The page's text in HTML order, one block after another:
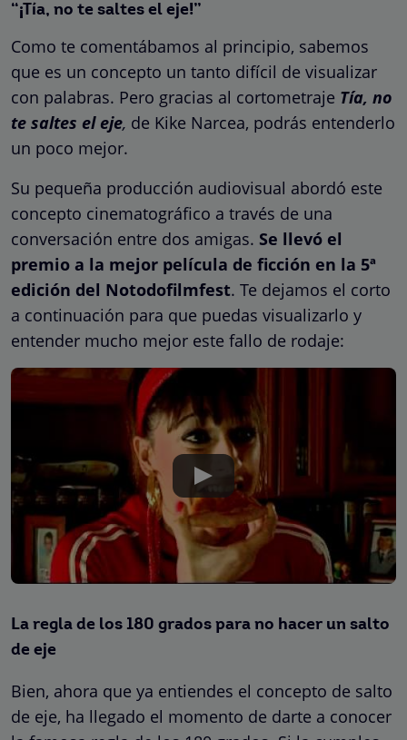
“¡Tía, no te saltes el eje!”
Como te comentábamos al principio, sabemos
que es un concepto un tanto difícil de visualizar
con palabras. Pero gracias al cortometraje Tía, no
te saltes el eje, de Kike Narcea, podrás entenderlo
un poco mejor.
Su pequeña producción audiovisual abordó este
concepto cinematográfico a través de una
conversación entre dos amigas. Se llevó el
premio a la mejor película de ficción en la 5ª
edición del Notodofilmfest. Te dejamos el corto
a continuación para que puedas visualizarlo y
entender mucho mejor este fallo de rodaje:
La regla de los 180 grados para no hacer un salto
de eje
Bien, ahora que ya entiendes el concepto de salto
de eje, ha llegado el momento de darte a conocer